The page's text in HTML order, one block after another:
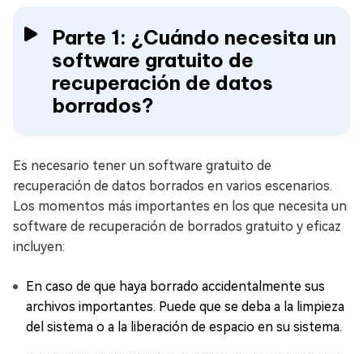
Parte 1: ¿Cuándo necesita un
software gratuito de
recuperación de datos
borrados?
Es necesario tener un software gratuito de
recuperación de datos borrados en varios escenarios.
Los momentos más importantes en los que necesita un
software de recuperación de borrados gratuito y eficaz
incluyen:
En caso de que haya borrado accidentalmente sus
archivos importantes. Puede que se deba a la limpieza
del sistema o a la liberación de espacio en su sistema.